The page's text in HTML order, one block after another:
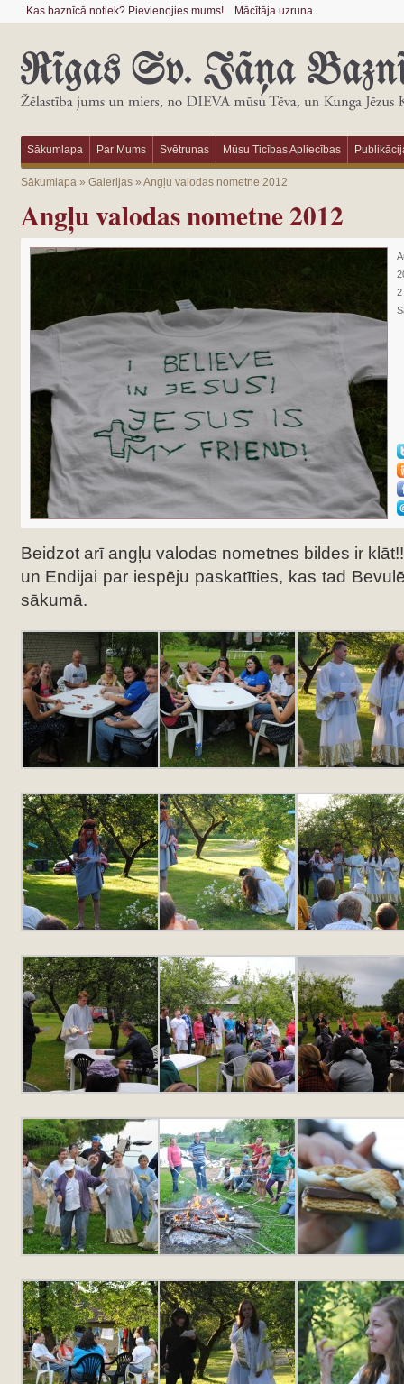
Kas baznīcā notiek? Pievienojies mums! Mācītāja uzruna
Sākumlapa Par Mums Svētrunas Mūsu Ticības Apliecības
Sākumlapa» Galerijas» Angļu valodas nometne 2012
Angļu valodas nometne 2012
2
Beidzot arī angļu valodas nometnes bildes ir
un Endijai par iespēju paskatīties, kas tad
sākumā.